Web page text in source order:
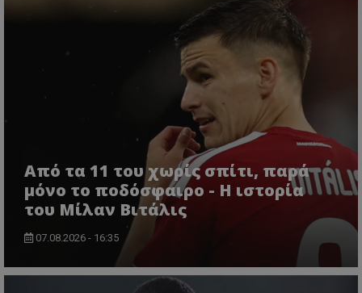
Από τα 11 του χωρίς σπίτι, παρά
μόνο το ποδόσφαιρο - Η ιστορία
του Μίλαν Βιτάλις
07.08.2026 - 16:35